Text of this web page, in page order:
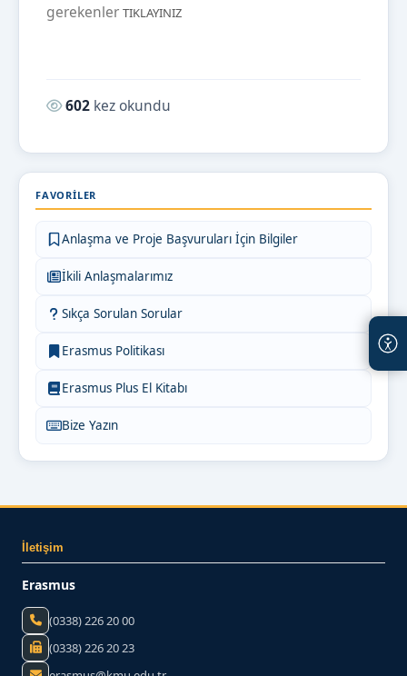
gerekenler TIKLAYINIZ
Okunma sayısı:
602 kez okundu
FAVORILER
Anlaşma ve Proje Başvuruları İçin Bilgiler
İkili Anlaşmalarımız
Sıkça Sorulan Sorular
Erasmus Politikası
Erasmus Plus El Kitabı
Bize Yazın
İletişim
Erasmus
(0338) 226 20 00
(0338) 226 20 23